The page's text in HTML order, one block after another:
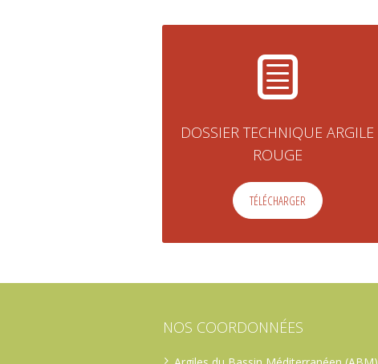
DOSSIER TECHNIQUE ARGILE
ROUGE
TÉLÉCHARGER
NOS COORDONNÉES